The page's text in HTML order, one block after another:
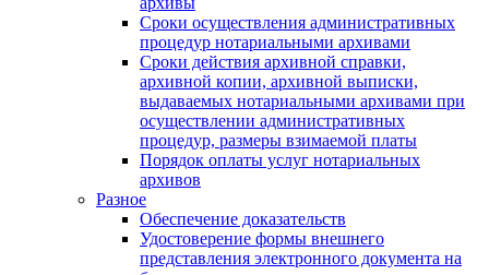
Сроки осуществления административных
процедур нотариальными архивами
Сроки действия архивной справки,
архивной копии, архивной выписки,
выдаваемых нотариальными архивами при
осуществлении административных
процедур, размеры взимаемой платы
Порядок оплаты услуг нотариальных
архивов
Разное
Обеспечение доказательств
Удостоверение формы внешнего
представления электронного документа на